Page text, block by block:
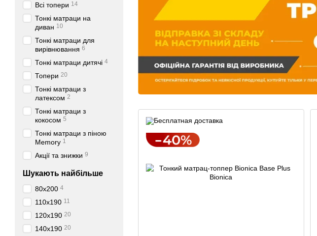
Всі топери 14
Тонкі матраци на
диван 10
Тонкі матраци для
вирівнювання 6
Тонкі матраци дитячі 4
Топери 20
Тонкі матраци з
латексом 2
Тонкі матраци з
кокосом 5
Тонкі матраци з піною
Memory 1
Акції та знижки 9
Шукають найбільше
80х200 4
110х190 11
120х190 20
140х190 20